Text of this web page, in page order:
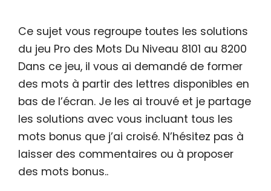
Ce sujet vous regroupe toutes les solutions
du jeu Pro des Mots Du Niveau 8101 au 8200
Dans ce jeu, il vous ai demandé de former
des mots à partir des lettres disponibles en
bas de l’écran. Je les ai trouvé et je partage
les solutions avec vous incluant tous les
mots bonus que j’ai croisé. N’hésitez pas à
laisser des commentaires ou à proposer
des mots bonus..